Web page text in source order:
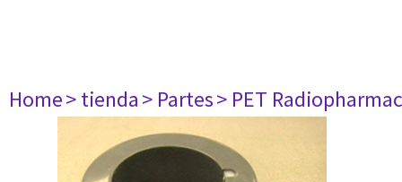
Home> tienda> Partes> PET